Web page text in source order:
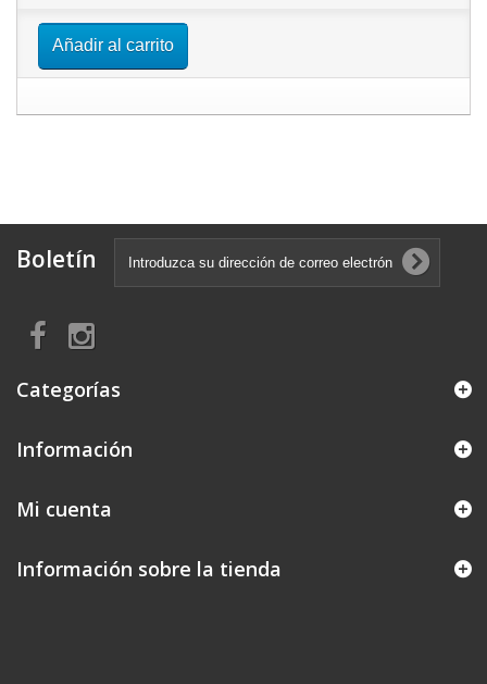
Añadir al carrito
Boletín
Categorías
Información
Mi cuenta
Información sobre la tienda